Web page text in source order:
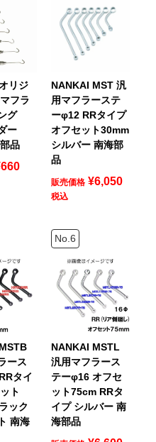
リジ
フラ
グ
ー
品
660
NANKAI MST 汎
用マフラーステ
ーφ12 RRタイプ
オフセット30mm
シルバー 南海部
品
販売価格 ¥6,050
税込
ース
タイ
ト
ック
南海
NANKAI MSTL
汎用マフラース
テーφ16 オフセ
ット75cm RRタ
イプ シルバー 南
海部品